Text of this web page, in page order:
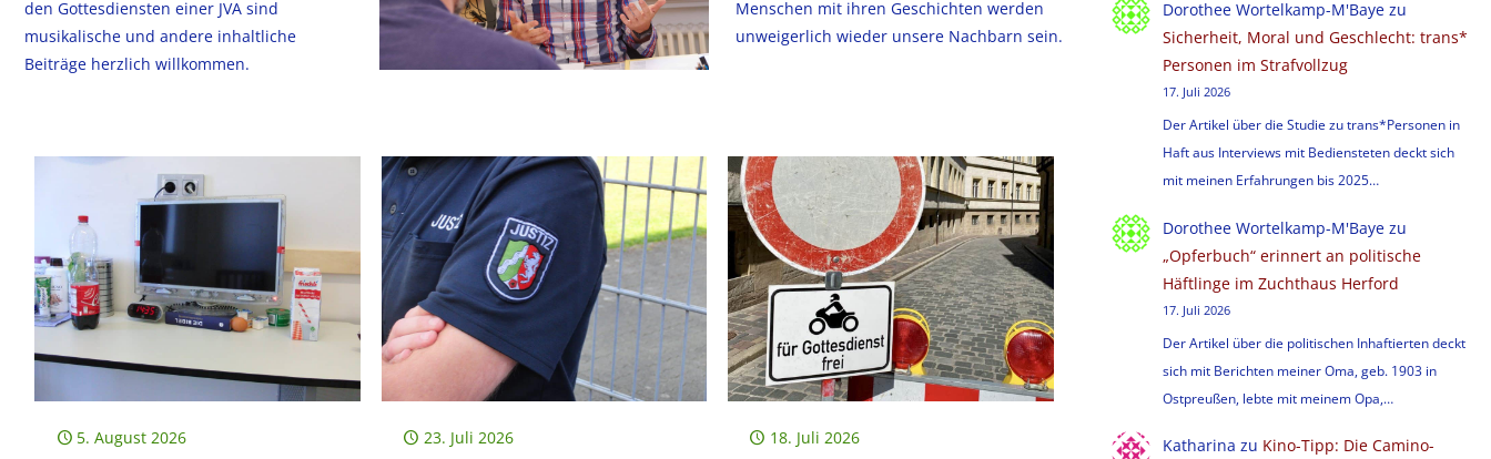
den Gottesdiensten einer JVA sind
musikalische und andere inhaltliche
Beiträge herzlich willkommen.
Menschen mit ihren Geschichten werden
unweigerlich wieder unsere Nachbarn sein.
5. August 2026 23. Juli 2026 18. Juli 2026
Dorothee Wortelkamp-M'Bayezu
Sicherheit, Moral und Geschlecht: trans*
Personen im Strafvollzug
17. Juli 2026
Der Artikel über die Studie zu trans*Personen in
Haft aus Interviews mit Bediensteten deckt sich
mit meinen Erfahrungen bis 2025…
Dorothee Wortelkamp-M'Bayezu
„Opferbuch“ erinnert an politische
Häftlinge im Zuchthaus Herford
17. Juli 2026
Der Artikel über die politischen Inhaftierten deckt
sich mit Berichten meiner Oma, geb. 1903 in
Ostpreußen, lebte mit meinem Opa,…
Katharina zu Kino-Tipp: Die Camino-